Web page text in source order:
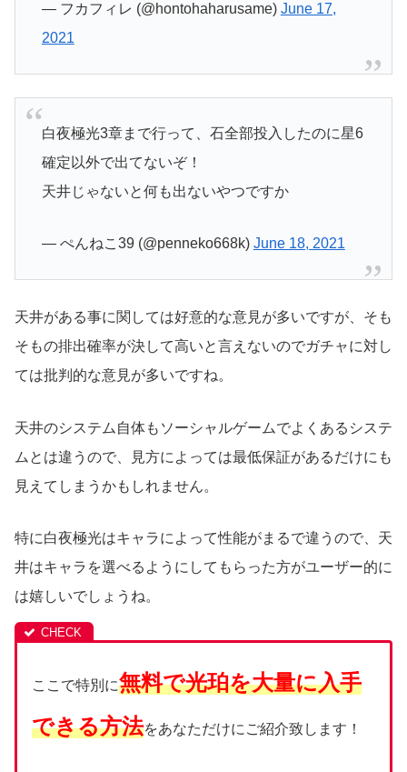
— フカフィレ (@hontohaharusame) June 17,
2021
白夜極光3章まで行って、石全部投入したのに星6
確定以外で出てないぞ！
天井じゃないと何も出ないやつですか
— ぺんねこ39 (@penneko668k) June 18, 2021
天井がある事に関しては好意的な意見が多いですが、そも
そもの排出確率が決して高いと言えないのでガチャに対し
ては批判的な意見が多いですね。
天井のシステム自体もソーシャルゲームでよくあるシステ
ムとは違うので、見方によっては最低保証があるだけにも
見えてしまうかもしれません。
特に白夜極光はキャラによって性能がまるで違うので、天
井はキャラを選べるようにしてもらった方がユーザー的に
は嬉しいでしょうね。
ここで特別に無料で光珀を大量に入手
できる方法をあなただけにご紹介致します！